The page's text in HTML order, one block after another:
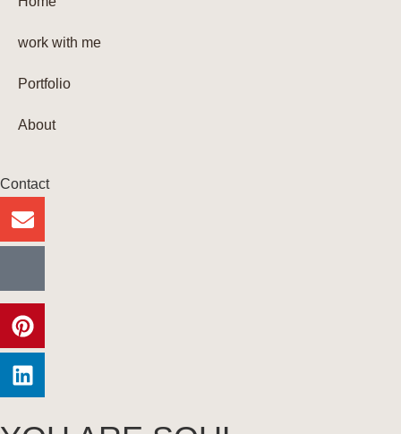
work with me
Portfolio
About
Contact